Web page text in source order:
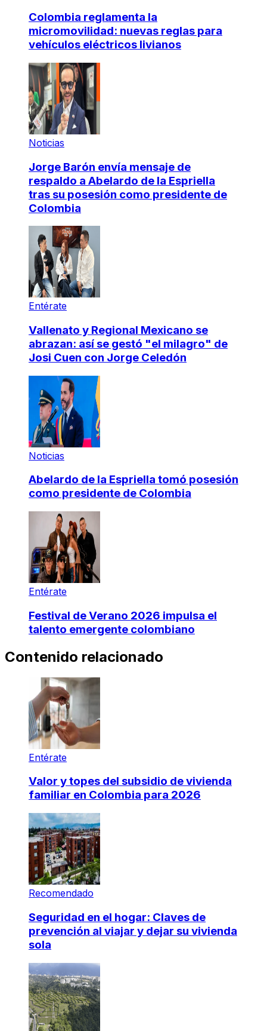
Colombia reglamenta la
micromovilidad: nuevas reglas para
vehículos eléctricos livianos
Noticias
Jorge Barón envía mensaje de
respaldo a Abelardo de la Espriella
tras su posesión como presidente de
Colombia
Entérate
Vallenato y Regional Mexicano se
abrazan: así se gestó "el milagro" de
Josi Cuen con Jorge Celedón
Noticias
Abelardo de la Espriella tomó posesión
como presidente de Colombia
Entérate
Festival de Verano 2026 impulsa el
talento emergente colombiano
Contenido relacionado
Entérate
Valor y topes del subsidio de vivienda
familiar en Colombia para 2026
Recomendado
Seguridad en el hogar: Claves de
prevención al viajar y dejar su vivienda
sola